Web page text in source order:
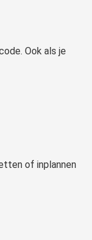
Ook als je
of inplannen